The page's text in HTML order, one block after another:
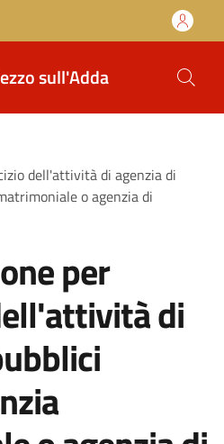
sull'Adda
dell'attività di agenzia di
o agenzia di
per
di